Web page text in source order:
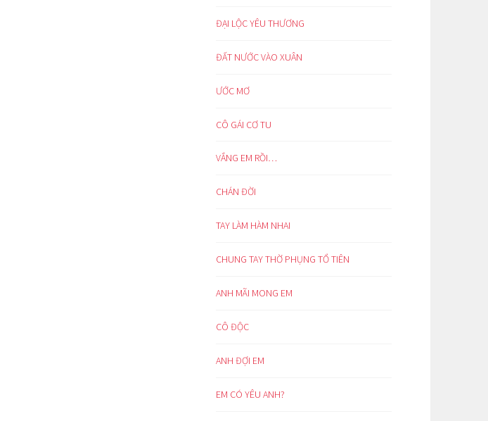
ĐẠI LỘC YÊU THƯƠNG
ĐẤT NƯỚC VÀO XUÂN
ƯỚC MƠ
CÔ GÁI CƠ TU
VẮNG EM RỒI…
CHÁN ĐỜI
TAY LÀM HÀM NHAI
CHUNG TAY THỜ PHỤNG TỔ TIÊN
ANH MÃI MONG EM
CÔ ĐỘC
ANH ĐỢI EM
EM CÓ YÊU ANH?